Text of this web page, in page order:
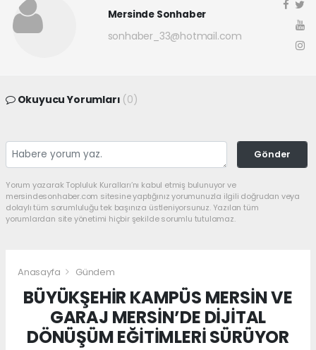
Mersinde Sonhaber
sonhaber_33@hotmail.com
Okuyucu Yorumları (0)
Gönder
Yorum yazarak Topluluk Kuralları’nı kabul etmiş bulunuyor ve
mersindesonhaber.com sitesine yaptığınız yorumunuzla ilgili doğrudan veya
dolaylı tüm sorumluluğu tek başınıza üstleniyorsunuz. Yazılan tüm
yorumlardan site yönetimi hiçbir şekilde sorumlu tutulamaz.
Anasayfa Gündem
BÜYÜKŞEHİR KAMPÜS MERSİN VE
GARAJ MERSİN’DE DİJİTAL
DÖNÜŞÜM EĞİTİMLERİ SÜRÜYOR